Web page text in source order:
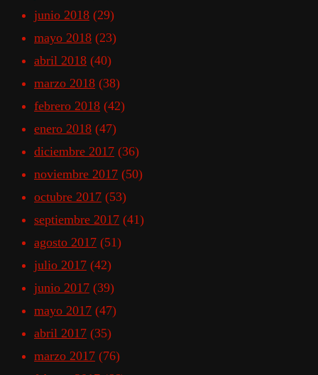
junio 2018 (29)
mayo 2018 (23)
abril 2018 (40)
marzo 2018 (38)
febrero 2018 (42)
enero 2018 (47)
diciembre 2017 (36)
noviembre 2017 (50)
octubre 2017 (53)
septiembre 2017 (41)
agosto 2017 (51)
julio 2017 (42)
junio 2017 (39)
mayo 2017 (47)
abril 2017 (35)
marzo 2017 (76)